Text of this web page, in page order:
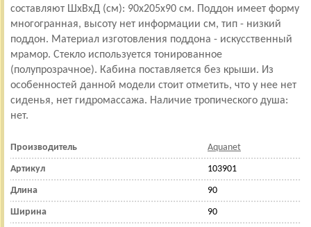
составляют ШхВхД (см): 90x205x90 см. Поддон имеет форму
многогранная, высоту нет информации см, тип - низкий
поддон. Материал изготовления поддона - искусственный
мрамор. Стекло используется тонированное
(полупрозрачное). Кабина поставляется без крыши. Из
особенностей данной модели стоит отметить, что у нее нет
сиденья, нет гидромассажа. Наличие тропического душа:
нет.
Производитель Aquanet
Артикул 103901
Длина 90
Ширина 90